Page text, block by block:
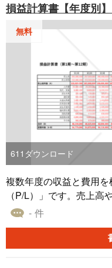
か集計していないけど、
社さんに使っていただ
フォーマットを考え経理
した。ご連絡をいただ
サルティングなども可
損益計算書【年度別
無料
611 ダウンロード
複数年度の収益と費用
（P/L）」です。売上
純利益といった主要な
者や経理担当者が、効
見本付き無料フォーマットです。 ■損益計
- 件